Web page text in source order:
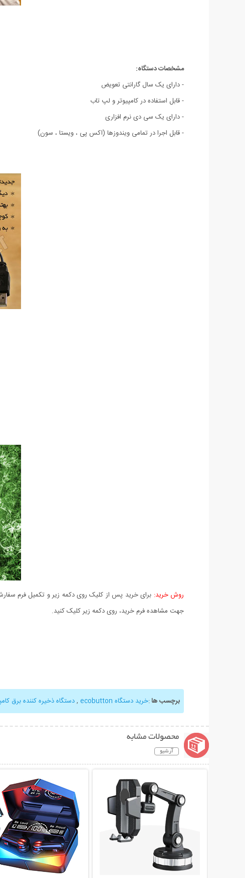
مشخصات دستگاه:
- دارای یک سال گارانتی تعویض
- قابل استفاده در کامپیوتر و لپ تاب
- دارای یک سی دی نرم افزاری
- قابل اجرا در تمامی ویندوزها (اکس پی ، ویستا ، سون)
روش خرید: برای خرید پس از کلیک روی دکمه زیر و تکمیل فرم
جهت مشاهده فرم خرید، روی دکمه زیر کلیک کنید.
برچسب ها:خرید دستگاه ecobutton ,دستگاه ذخیره کننده برق
محصولات مشابه
آرشیو